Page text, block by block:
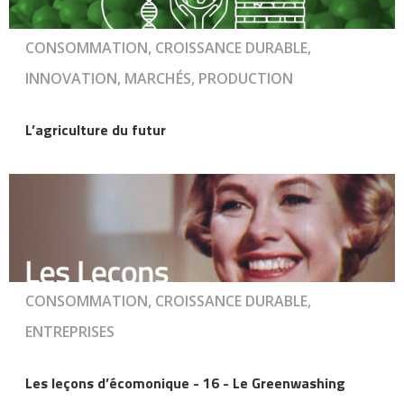
CONSOMMATION, CROISSANCE DURABLE,
INNOVATION, MARCHÉS, PRODUCTION
L’agriculture du futur
CONSOMMATION, CROISSANCE DURABLE,
ENTREPRISES
Les leçons d’écomonique - 16 - Le Greenwashing